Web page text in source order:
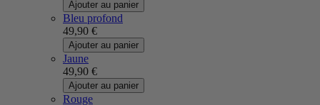
Ajouter au panier
Bleu profond
49,90 €
Ajouter au panier
Jaune
49,90 €
Ajouter au panier
Rouge